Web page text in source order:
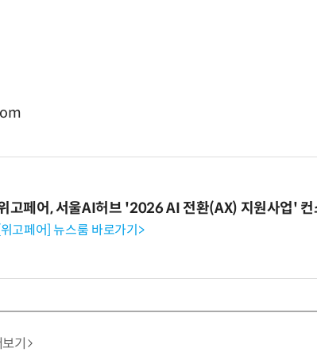
고페어, 서울AI허브 '2026 AI 전환(AX) 지원사업' 컨
고페어] 뉴스룸 바로가기>
기